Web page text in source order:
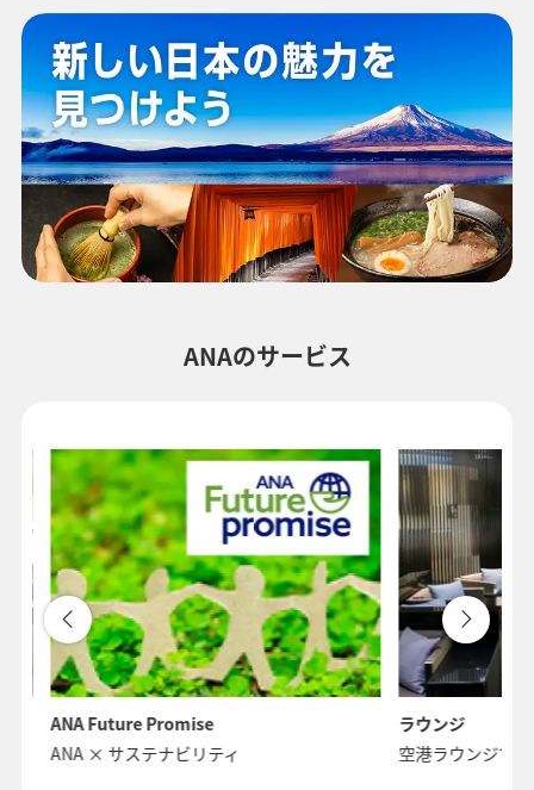
ANAのサービス
ANA Future Promise
ANA × サステナビリティ
ラウンジ
空港ラウンジで